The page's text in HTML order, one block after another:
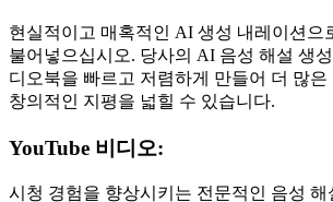
현실적이고 매혹적인 AI 생성 내레이션으
불어넣으십시오. 당사의 AI 음성 해설 생
디오북을 빠르고 저렴하게 만들어 더 많은
창의적인 지평을 넓힐 수 있습니다.
YouTube 비디오:
시청 경험을 향상시키는 전문적인 음성 해